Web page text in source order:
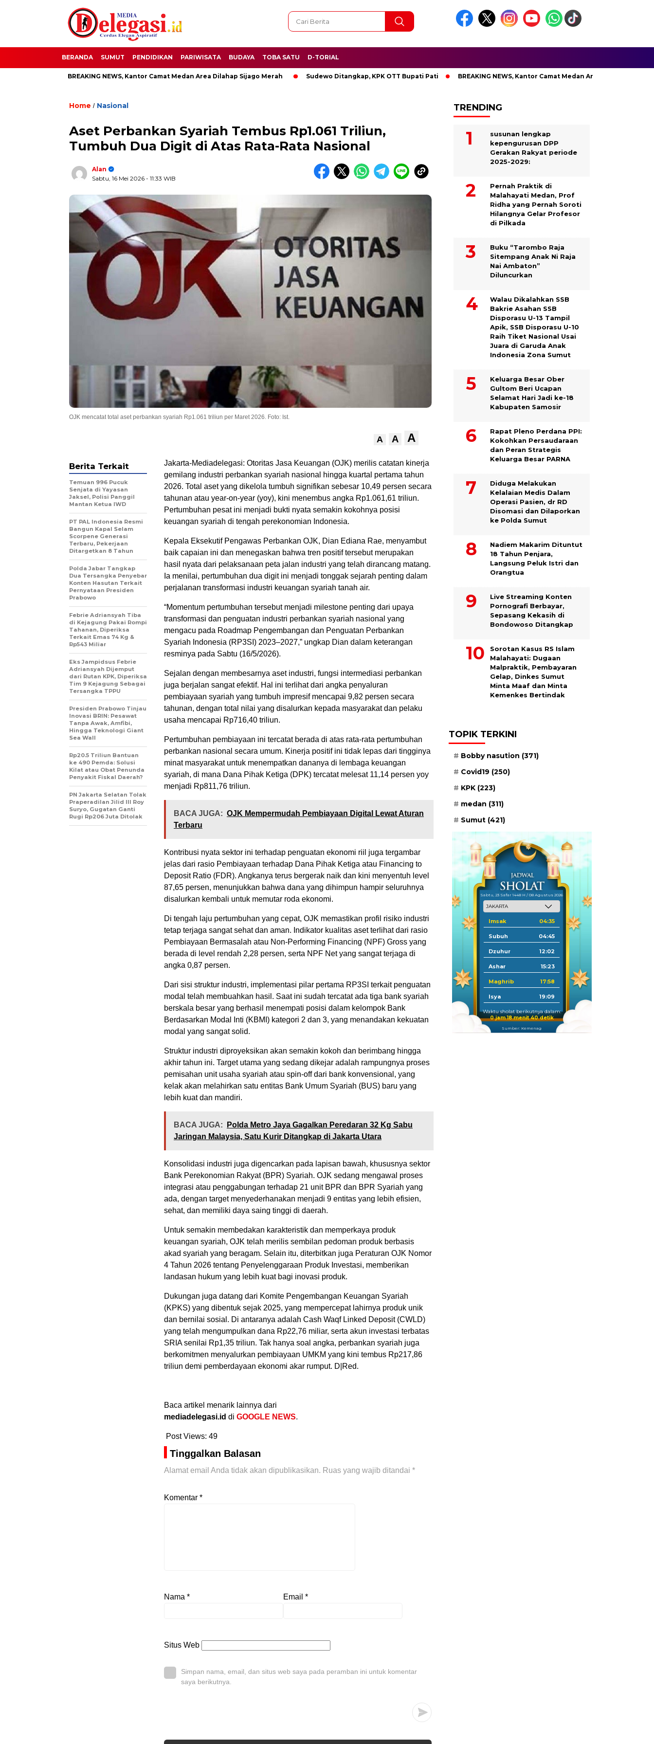
BERANDA SUMUT PENDIDIKAN PARIWISATA BUDAYA TOBA SATU D-TORIAL
BREAKING NEWS, Kantor Camat Medan Area Dilahap Sijago Merah Sudewo Ditangkap, KPK OTT Bupati Pati BREAKING NEWS, Kantor Camat Medan Area Dilahap Sijago Merah
Home / Nasional
Aset Perbankan Syariah Tembus Rp1.061 Triliun,
Tumbuh Dua Digit di Atas Rata-Rata Nasional
Alan
Sabtu, 16 Mei 2026 - 11:33 WIB
OJK mencatat total aset perbankan syariah Rp1.061 triliun per Maret 2026. Foto: Ist.
A A A
Jakarta-Mediadelegasi: Otoritas Jasa Keuangan (OJK) merilis catatan kinerja
gemilang industri perbankan syariah nasional hingga kuartal pertama tahun
2026. Total aset yang dikelola tumbuh signifikan sebesar 10,49 persen secara
tahunan atau year-on-year (yoy), kini menembus angka Rp1.061,61 triliun.
Pertumbuhan pesat ini menjadi bukti nyata semakin kokohnya posisi
keuangan syariah di tengah perekonomian Indonesia.
Kepala Eksekutif Pengawas Perbankan OJK, Dian Ediana Rae, menyambut
baik capaian ini dan menegaskan bahwa tren positif tersebut merupakan
hasil nyata dari pelaksanaan peta jalan industri yang telah dirancang matang.
Ia menilai, pertumbuhan dua digit ini menjadi tonggak sejarah penting dalam
perjalanan transformasi industri keuangan syariah tanah air.
“Momentum pertumbuhan tersebut menjadi milestone penting dari upaya
transformasi dan penguatan industri perbankan syariah nasional yang
mengacu pada Roadmap Pengembangan dan Penguatan Perbankan
Syariah Indonesia (RP3SI) 2023–2027,” ungkap Dian dalam keterangan
resminya pada Sabtu (16/5/2026).
Sejalan dengan membesarnya aset industri, fungsi intermediasi perbankan
juga berjalan sangat efektif. Hal ini terlihat dari angka penyaluran
pembiayaan syariah yang tumbuh impresif mencapai 9,82 persen secara
tahunan, dengan total nilai yang disalurkan kepada masyarakat dan pelaku
usaha mencapai Rp716,40 triliun.
Pertumbuhan pembiayaan ini tercatat berada di atas rata-rata pertumbuhan
perbankan nasional secara umum. Kinerja positif ini tidak lepas dari tingginya
minat masyarakat untuk menempatkan dananya di lembaga keuangan
syariah, di mana Dana Pihak Ketiga (DPK) tercatat melesat 11,14 persen yoy
menjadi Rp811,76 triliun.
BACA JUGA: OJK Mempermudah Pembiayaan Digital Lewat Aturan
Terbaru
Kontribusi nyata sektor ini terhadap penguatan ekonomi riil juga tergambar
jelas dari rasio Pembiayaan terhadap Dana Pihak Ketiga atau Financing to
Deposit Ratio (FDR). Angkanya terus bergerak naik dan kini menyentuh level
87,65 persen, menunjukkan bahwa dana yang dihimpun hampir seluruhnya
disalurkan kembali untuk memutar roda ekonomi.
Di tengah laju pertumbuhan yang cepat, OJK memastikan profil risiko industri
tetap terjaga sangat sehat dan aman. Indikator kualitas aset terlihat dari rasio
Pembiayaan Bermasalah atau Non-Performing Financing (NPF) Gross yang
berada di level rendah 2,28 persen, serta NPF Net yang sangat terjaga di
angka 0,87 persen.
Dari sisi struktur industri, implementasi pilar pertama RP3SI terkait penguatan
modal telah membuahkan hasil. Saat ini sudah tercatat ada tiga bank syariah
berskala besar yang berhasil menempati posisi dalam kelompok Bank
Berdasarkan Modal Inti (KBMI) kategori 2 dan 3, yang menandakan kekuatan
modal yang sangat solid.
Struktur industri diproyeksikan akan semakin kokoh dan berimbang hingga
akhir tahun ini. Target utama yang sedang dikejar adalah rampungnya proses
pemisahan unit usaha syariah atau spin-off dari bank konvensional, yang
kelak akan melahirkan satu entitas Bank Umum Syariah (BUS) baru yang
lebih kuat dan mandiri.
BACA JUGA:
Polda Metro Jaya Gagalkan Peredaran 32 Kg Sabu
Jaringan Malaysia, Satu Kurir Ditangkap di Jakarta Utara
Konsolidasi industri juga digencarkan pada lapisan bawah, khususnya sektor
Bank Perekonomian Rakyat (BPR) Syariah. OJK sedang mengawal proses
integrasi atau penggabungan terhadap 21 unit BPR dan BPR Syariah yang
ada, dengan target menyederhanakan menjadi 9 entitas yang lebih efisien,
sehat, dan memiliki daya saing tinggi di daerah.
Untuk semakin membedakan karakteristik dan memperkaya produk
keuangan syariah, OJK telah merilis sembilan pedoman produk berbasis
akad syariah yang beragam. Selain itu, diterbitkan juga Peraturan OJK Nomor
4 Tahun 2026 tentang Penyelenggaraan Produk Investasi, memberikan
landasan hukum yang lebih kuat bagi inovasi produk.
Dukungan juga datang dari Komite Pengembangan Keuangan Syariah
(KPKS) yang dibentuk sejak 2025, yang mempercepat lahirnya produk unik
dan bernilai sosial. Di antaranya adalah Cash Waqf Linked Deposit (CWLD)
yang telah mengumpulkan dana Rp22,76 miliar, serta akun investasi terbatas
SRIA senilai Rp1,35 triliun. Tak hanya soal angka, perbankan syariah juga
berkomitmen menyalurkan pembiayaan UMKM yang kini tembus Rp217,86
triliun demi pemberdayaan ekonomi akar rumput. D|Red.
Baca artikel menarik lainnya dari
mediadelegasi.id di GOOGLE NEWS.
Post Views: 49
Tinggalkan Balasan
Alamat email Anda tidak akan dipublikasikan. Ruas yang wajib ditandai *
Komentar *
Nama * Email *
Situs Web
Simpan nama, email, dan situs web saya pada peramban ini untuk komentar
saya berikutnya.
Berita Terkait
Temuan 996 Pucuk
Senjata di Yayasan
Jaksel, Polisi Panggil
Mantan Ketua IWD
PT PAL Indonesia Resmi
Bangun Kapal Selam
Scorpene Generasi
Terbaru, Pekerjaan
Ditargetkan 8 Tahun
Polda Jabar Tangkap
Dua Tersangka Penyebar
Konten Hasutan Terkait
Pernyataan Presiden
Prabowo
Febrie Adriansyah Tiba
di Kejagung Pakai Rompi
Tahanan, Diperiksa
Terkait Emas 74 Kg &
Rp543 Miliar
Eks Jampidsus Febrie
Adriansyah Dijemput
dari Rutan KPK, Diperiksa
Tim 9 Kejagung Sebagai
Tersangka TPPU
Presiden Prabowo Tinjau
Inovasi BRIN: Pesawat
Tanpa Awak, Amfibi,
Hingga Teknologi Giant
Sea Wall
Rp20.5 Triliun Bantuan
ke 490 Pemda: Solusi
Kilat atau Obat Penunda
Penyakit Fiskal Daerah?
PN Jakarta Selatan Tolak
Praperadilan Jilid III Roy
Suryo, Gugatan Ganti
Rugi Rp206 Juta Ditolak
TRENDING
susunan lengkap
kepengurusan DPP
Gerakan Rakyat periode
2025-2029:
Pernah Praktik di
Malahayati Medan, Prof
Ridha yang Pernah Soroti
Hilangnya Gelar Profesor
di Pilkada
Buku “Tarombo Raja
Sitempang Anak Ni Raja
Nai Ambaton”
Diluncurkan
Walau Dikalahkan SSB
Bakrie Asahan SSB
Disporasu U-13 Tampil
Apik, SSB Disporasu U-10
Raih Tiket Nasional Usai
Juara di Garuda Anak
Indonesia Zona Sumut
Keluarga Besar Ober
Gultom Beri Ucapan
Selamat Hari Jadi ke-18
Kabupaten Samosir
Rapat Pleno Perdana PPI:
Kokohkan Persaudaraan
dan Peran Strategis
Keluarga Besar PARNA
Diduga Melakukan
Kelalaian Medis Dalam
Operasi Pasien, dr RD
Disomasi dan Dilaporkan
ke Polda Sumut
​Nadiem Makarim Dituntut
18 Tahun Penjara,
Langsung Peluk Istri dan
Orangtua
Live Streaming Konten
Pornografi Berbayar,
Sepasang Kekasih di
Bondowoso Ditangkap
Sorotan Kasus RS Islam
Malahayati: Dugaan
Malpraktik, Pembayaran
Gelap, Dinkes Sumut
Minta Maaf dan Minta
Kemenkes Bertindak
TOPIK TERKINI
Bobby nasution (371)
Covid19 (250)
KPK (223)
medan (311)
Sumut (421)
Sabtu, 23 Safar 1448 H / 08 Agustus 2026
Imsak 04:35
Subuh 04:45
Dzuhur 12:02
Ashar 15:23
Maghrib 17:58
Isya 19:09
Waktu sholat berikutnya dalam:
0 jam 18 menit 39 detik
Sumber: Kemenag